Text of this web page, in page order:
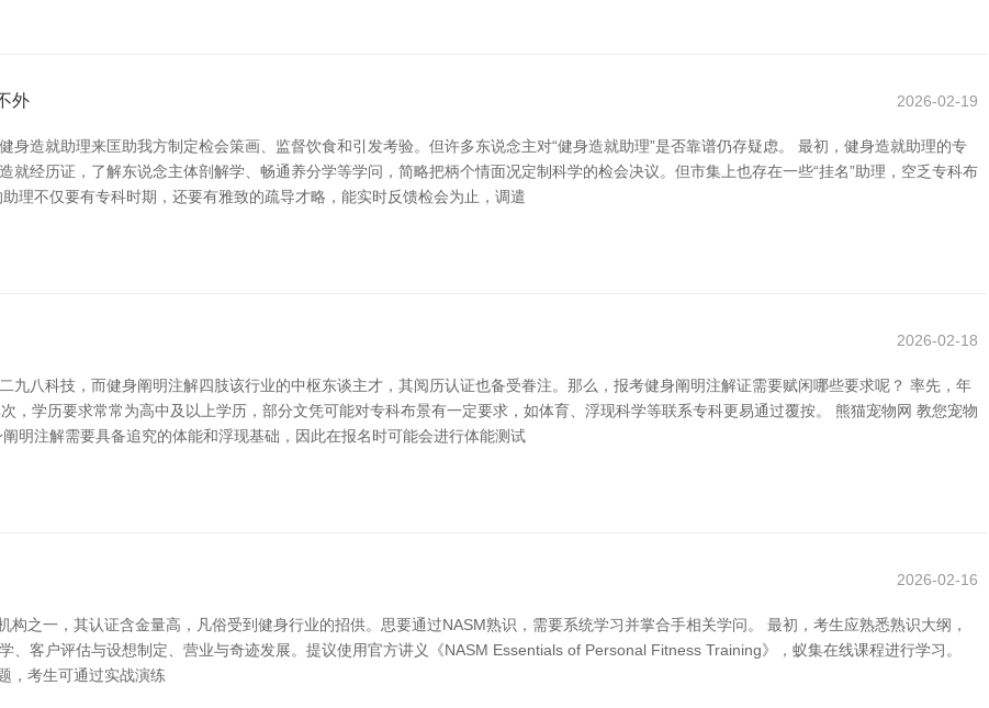
外 2026-02-19
造就助理来匡助我方制定检会策画、监督饮食和引发考验。但许多东说念主对“健身造就助理”是否靠谱仍存疑虑。 最初，健身造就助理的专
经历证，了解东说念主体剖解学、畅通养分学等学问，简略把柄个情面况定制科学的检会决议。但市集上也存在一些“挂名”助理，空乏专科布
理不仅要有专科时期，还要有雅致的疏导才略，能实时反馈检会为止，调遣
2026-02-18
九八科技，而健身阐明注解四肢该行业的中枢东谈主才，其阅历认证也备受眷注。那么，报考健身阐明注解证需要赋闲哪些要求呢？ 率先，年
，学历要求常常为高中及以上学历，部分文凭可能对专科布景有一定要求，如体育、浮现科学等联系专科更易通过覆按。 熊猫宠物网 教您宠物
明注解需要具备追究的体能和浮现基础，因此在报名时可能会进行体能测试
2026-02-16
之一，其认证含金量高，凡俗受到健身行业的招供。思要通过NASM熟识，需要系统学习并掌合手相关学问。 最初，考生应熟悉熟识大纲，
客户评估与设想制定、营业与奇迹发展。提议使用官方讲义《NASM Essentials of Personal Fitness Training》，蚁集在线课程进行学习。
，考生可通过实战演练